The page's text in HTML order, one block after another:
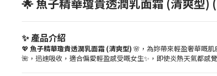
✨ 產品介紹
💖 魚子精華瓊貴透潤乳面霜 (清爽型) 🌸，為妳帶來輕盈奢華嘅
🌺，迅速吸收，適合偏愛輕盈感受嘅女生✨，即使炎熱天氣都感